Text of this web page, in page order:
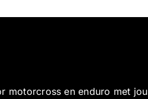
motorcross en enduro met jou